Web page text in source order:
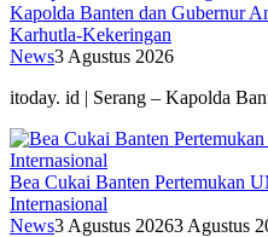
Kapolda Banten dan Gubernur
Karhutla-Kekeringan
News3 Agustus 2026
itoday. id | Serang – Kapolda
Bea Cukai Banten Pertemukan
Internasional
News3 Agustus 20263 Agustus